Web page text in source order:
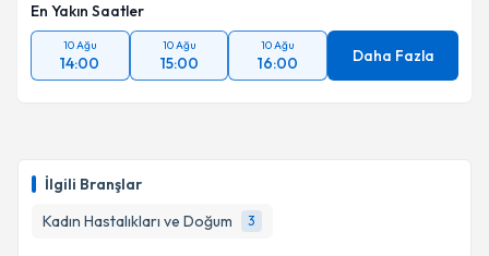
İlgili Branşlar
Kadın Hastalıkları ve Doğum
3
En Yakın Saatler
10 Ağu
14:00
10 Ağu
15:00
10 Ağu
16:00 Daha Fazla